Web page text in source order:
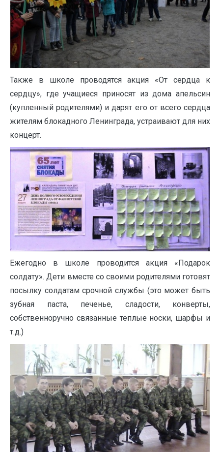
Также в школе проводятся акция «От сердца к
сердцу», где учащиеся приносят из дома апельсин
(купленный родителями) и дарят его от всего сердца
жителям блокадного Ленинграда, устраивают для них
концерт.
Ежегодно в школе проводится акция «Подарок
солдату». Дети вместе со своими родителями готовят
посылку солдатам срочной службы (это может быть
зубная паста, печенье, сладости, конверты,
собственноручно связанные теплые носки, шарфы и
т.д.)